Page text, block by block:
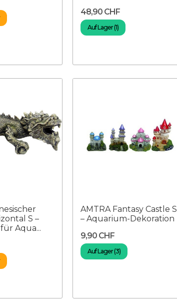
48,90 CHF
Auf Lager (1)
S –
Aqua...
AMTRA Fantasy Castle S
– Aquarium-Dekoration
9,90 CHF
Auf Lager (3)